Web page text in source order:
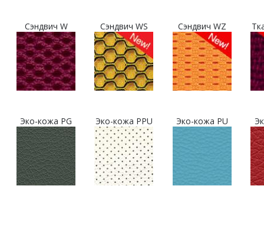
Сэндвич W Сэндвич WS Сэндвич WZ
Эко-кожа PG Эко-кожа PPU Эко-кожа PU